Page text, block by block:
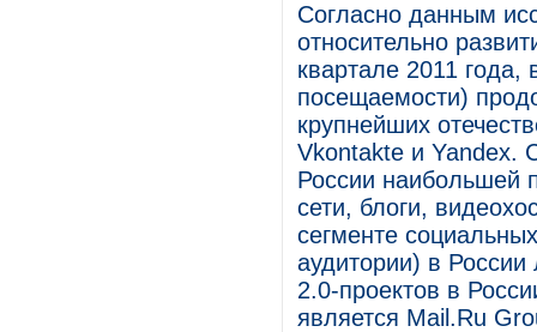
Согласно данным
относительно
квартале 2011
посещаемости)
крупнейших
Vkontakte и Yandex.
России наибольшей
сети, блоги,
сегменте
аудитории) в
2.0-проектов в
является Mail.Ru